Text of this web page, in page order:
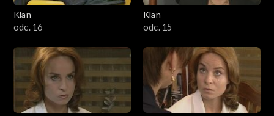
Klan
odc. 16
Klan
odc. 15